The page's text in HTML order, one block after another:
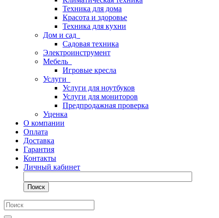
Техника для дома
Красота и здоровье
Техника для кухни
Дом и сад
Садовая техника
Электроинструмент
Мебель
Игровые кресла
Услуги
Услуги для ноутбуков
Услуги для мониторов
Предпродажная проверка
Уценка
О компании
Оплата
Доставка
Гарантия
Контакты
Личный кабинет
Поиск